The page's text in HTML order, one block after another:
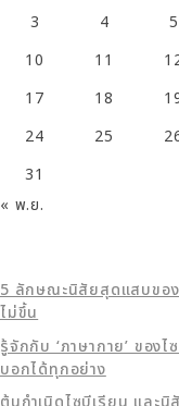
3
4 5
10
11
17
18
24
25
31
« พ.ย.
5 ลักษณะนิสัยสุดแสบขอ
ไม่ขึ้น
รู้จักกับ ‘ภาษากาย’ ของ
บอกได้ทุกอย่าง